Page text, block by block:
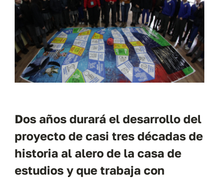
Dos años durará el desarrollo del
proyecto de casi tres décadas de
historia al alero de la casa de
estudios y que trabaja con